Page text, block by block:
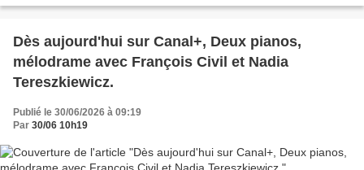
Dès aujourd'hui sur Canal+, Deux pianos,
mélodrame avec François Civil et Nadia
Tereszkiewicz.
Publié le 30/06/2026 à 09:19
Par 30/06 10h19